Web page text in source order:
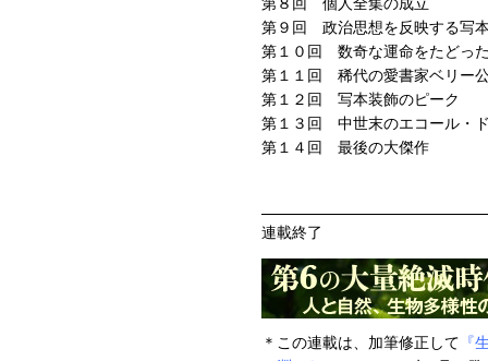
第８回 個人全集の成立
第９回 政治思想を反映する写
第１０回 数奇な運命をたどっ
第１１回 稀代の愛書家ベリー
第１２回 写本装飾のピーク
第１３回 中世末のエコール・
第１４回 最後の大傑作
連載終了
＊この連載は、加筆修正して 『